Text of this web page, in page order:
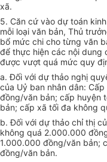
xã.
5. Căn cứ vào dự toán
mỗi loại văn bản, Thủ
bổ mức chi cho từng văn
để thực hiện các nội dung
được vượt quá mức quy
a. Đối với dự thảo nghị
của Uỷ ban nhân dân:
đồng/văn bản; cấp huyện
bản; cấp xã tối đa không
b. Đối với dự thảo chỉ thị
không quá 2.000.000
1.000.000 đồng/văn bản;
đồng/văn bản.